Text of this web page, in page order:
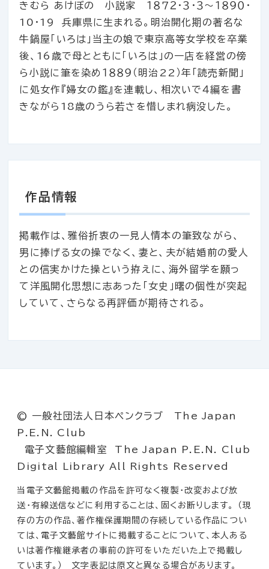
きむら あけぼの 小説家 １８７２・３・３～１８９０・
10・19 兵庫県に生まれる。明治開化期の著名な
牛鍋屋「いろは」当主の娘で東京高等女学校を卒業
後、16歳で母とともに「いろは」の一店を経営の傍
ら小説に筆を染め１８８９（明治22）年「読売新聞」
に処女作『婦女の鑑』を連載し、相次いで４編を書
きながら18歳のうら若さを惜しまれ病没した。
作品情報
掲載作は、雅俗折衷の一見人情本の筆致ながら、
男に捧げる女の操でなく、妻と、夫が結婚前の愛人
との信実かけた操という拵えに、海外留学を願っ
て洋風開化思想に志あった「女史」曙の個性が突起
していて、さらなる再評価が期待される。
© 一般社団法人日本ペンクラブ The Japan
P.E.N. Club
電子文藝館編輯室 The Japan P.E.N. Club
Digital Library All Rights Reserved
当電子文藝館掲載の作品を許可なく複製・改変および放
送・有線送信などに利用することは、固くお断りします。 （現
存の方の作品、著作権保護期間の存続している作品につい
ては、電子文藝館サイトに掲載することについて、本人ある
いは著作権継承者の事前の許可をいただいた上で掲載し
ています。） 文字表記は原文と異なる場合があります。